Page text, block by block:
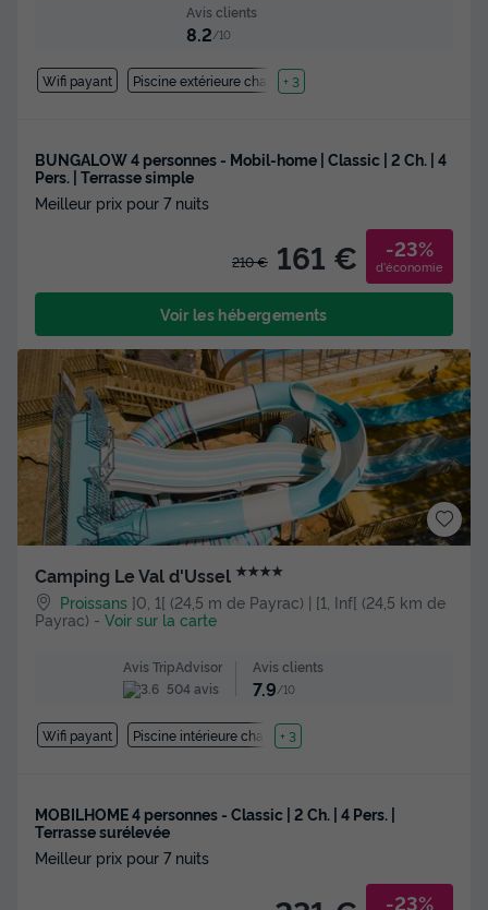
Avis clients
8.2/10
Wifi payant Piscine extérieure chauffée
+ 3
BUNGALOW 4 personnes - Mobil-home | Classic | 2 Ch. | 4
Pers. | Terrasse simple
Meilleur prix pour 7 nuits
210 € 161 € -23%
d'économie
Voir les hébergements
Camping Le Val d'Ussel ★★★★
Proissans ]0, 1[ (24,5 m de Payrac) | [1, Inf[ (24,5 km de
Payrac) - Voir sur la carte
Avis TripAdvisor
504 avis
Avis clients
7.9/10
Wifi payant Piscine intérieure chauffée
+ 3
MOBILHOME 4 personnes - Classic | 2 Ch. | 4 Pers. |
Terrasse surélevée
Meilleur prix pour 7 nuits
-23%